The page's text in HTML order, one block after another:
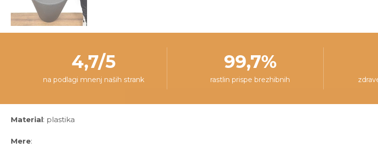
4,7/5
na podlagi mnenj naših strank
99,7%
rastlin prispe brezhibnih
Material: plastika
Mere: